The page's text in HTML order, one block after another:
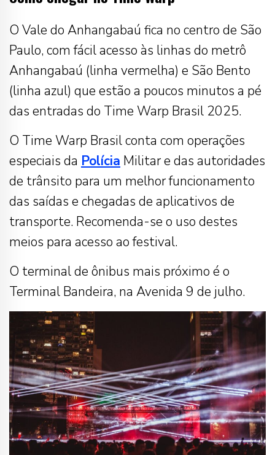
O Vale do Anhangabaú fica no centro de São
Paulo, com fácil acesso às linhas do metrô
Anhangabaú (linha vermelha) e São Bento
(linha azul) que estão a poucos minutos a pé
das entradas do Time Warp Brasil 2025.
O Time Warp Brasil conta com operações
especiais da Polícia Militar e das autoridades
de trânsito para um melhor funcionamento
das saídas e chegadas de aplicativos de
transporte. Recomenda-se o uso destes
meios para acesso ao festival.
O terminal de ônibus mais próximo é o
Terminal Bandeira, na Avenida 9 de julho.